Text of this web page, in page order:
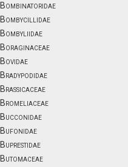
Bombinatoridae
Bombycillidae
Bombyliidae
Boraginaceae
Bovidae
Bradypodidae
Brassicaceae
Bromeliaceae
Bucconidae
Bufonidae
Buprestidae
Butomaceae